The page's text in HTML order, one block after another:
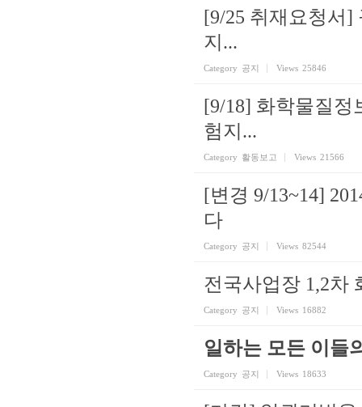
[9/25 취재요청서]
지...
Category 공지 Views 25846
[9/18] 화학물질정
험지...
Category 활동보고 Views 21566
[변경 9/13~14]
다
Category 공지 Views 82544
전국사업장 1,2차
Category 공지 Views 16882
일하는 모든 이들
Category 공지 Views 18633